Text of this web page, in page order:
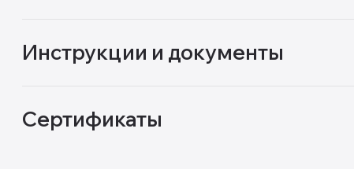
Инструкции и документы
Сертификаты